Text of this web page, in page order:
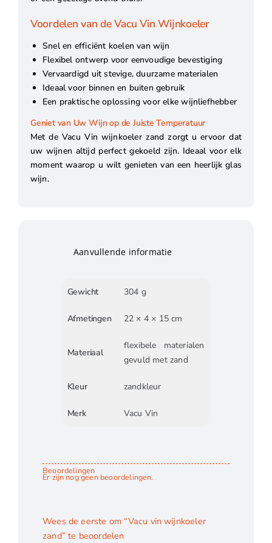
Voordelen van de Vacu Vin Wijnkoeler
Snel en efficiënt koelen van wijn
Flexibel ontwerp voor eenvoudige bevestiging
Vervaardigd uit stevige, duurzame materialen
Ideaal voor binnen en buiten gebruik
Een praktische oplossing voor elke wijnliefhebber
Geniet van Uw Wijn op de Juiste Temperatuur
Met de Vacu Vin wijnkoeler zand zorgt u ervoor dat
uw wijnen altijd perfect gekoeld zijn. Ideaal voor elk
moment waarop u wilt genieten van een heerlijk glas
wijn.
Aanvullende informatie
Gewicht 304 g
Afmetingen 22 × 4 × 15 cm
Materiaal
flexibele materialen
gevuld met zand
Kleur zandkleur
Merk Vacu Vin
Beoordelingen
Er zijn nog geen beoordelingen.
Wees de eerste om “Vacu vin wijnkoeler
zand” te beoordelen